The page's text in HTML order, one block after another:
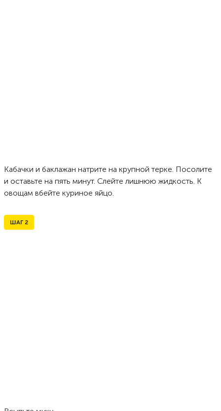
Кабачки и баклажан натрите на крупной терке. Посолите
и оставьте на пять минут. Слейте лишнюю жидкость. К
овощам вбейте куриное яйцо.
ШАГ 2